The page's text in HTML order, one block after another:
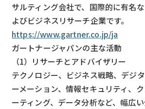
サルティング会社で、国際的に有名
よびビジネスリサーチ企業です。
https://www.gartner.co.jp/ja
ガートナージャパンの主な活動
（1）リサーチとアドバイザリー
テクノロジー、ビジネス戦略、デジ
ーメーション、情報セキュリティ、
ーティング、データ分析など、幅広